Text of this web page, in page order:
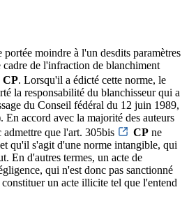
moindre à l'un desdits paramètres
cadre de l'infraction de blanchiment
CP. Lorsqu'il a édicté cette norme, le
la responsabilité du blanchisseur qui a
du Conseil fédéral du 12 juin 1989,
En accord avec la majorité des auteurs
que l'art. 305bis
CP ne
qu'il s'agit d'une norme intangible, qui
En d'autres termes, un acte de
qui n'est donc pas sanctionné
un acte illicite tel que l'entend